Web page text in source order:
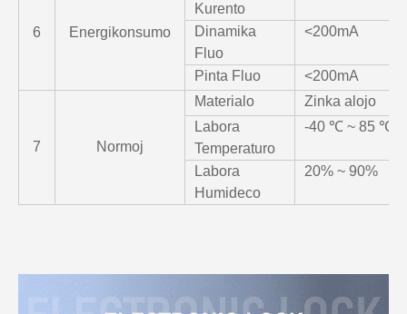
6 Energikonsumo
Kurento
Dinamika
Fluo
<200mA
Pinta Fluo <200mA
7 Normoj
Materialo
Zinka alojo
Labora
Temperaturo
-40 ℃ ~ 85 ℃
Labora
Humideco
20% ~ 90%